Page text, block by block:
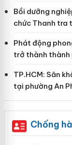
Bồi dưỡng
chức Thanh tra
Phát động
trở thành thành
TP.HCM: Sân
tại phường An
Chống